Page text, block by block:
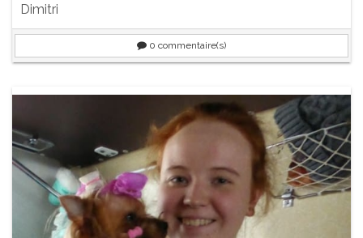
Dimitri
0 commentaire(s)